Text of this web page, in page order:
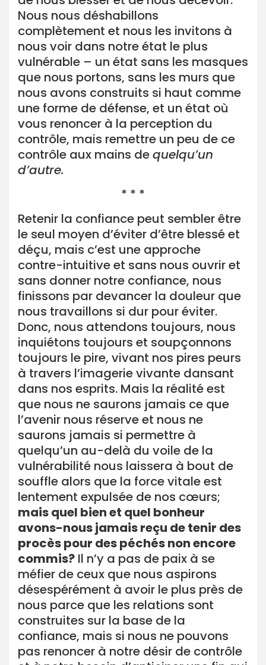
Nous nous déshabillons
complètement et nous les invitons à
nous voir dans notre état le plus
vulnérable – un état sans les masques
que nous portons, sans les murs que
nous avons construits si haut comme
une forme de défense, et un état où
vous renoncer à la perception du
contrôle, mais remettre un peu de ce
contrôle aux mains dequelqu’un
d’autre.
* * *
Retenir la confiance peut sembler être
le seul moyen d’éviter d’être blessé et
déçu, mais c’est une approche
contre-intuitive et sans nous ouvrir et
sans donner notre confiance, nous
finissons par devancer la douleur que
nous travaillons si dur pour éviter.
Donc, nous attendons toujours, nous
inquiétons toujours et soupçonnons
toujours le pire, vivant nos pires peurs
à travers l’imagerie vivante dansant
dans nos esprits. Mais la réalité est
que nous ne saurons jamais ce que
l’avenir nous réserve et nous ne
saurons jamais si permettre à
quelqu’un au-delà du voile de la
vulnérabilité nous laissera à bout de
souffle alors que la force vitale est
lentement expulsée de nos cœurs;
mais quel bien et quel bonheur
avons-nous jamais reçu de tenir des
procès pour des péchés non encore
commis? Il n’y a pas de paix à se
méfier de ceux que nous aspirons
désespérément à avoir le plus près de
nous parce que les relations sont
construites sur la base de la
confiance, mais si nous ne pouvons
pas renoncer à notre désir de contrôle